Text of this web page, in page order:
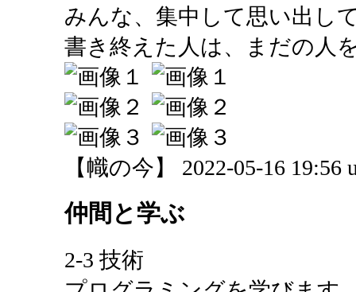
みんな、集中して思い出し
書き終えた人は、まだの人
【幟の今】 2022-05-16 19:56
仲間と学ぶ
2-3 技術